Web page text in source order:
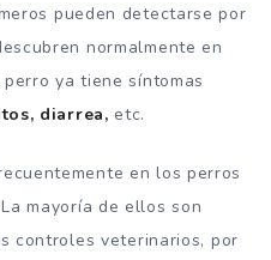
pueden detectarse por
normalmente en
ya tiene síntomas
diarrea, etc.
en los perros
mayoría de ellos son
controles veterinarios, por